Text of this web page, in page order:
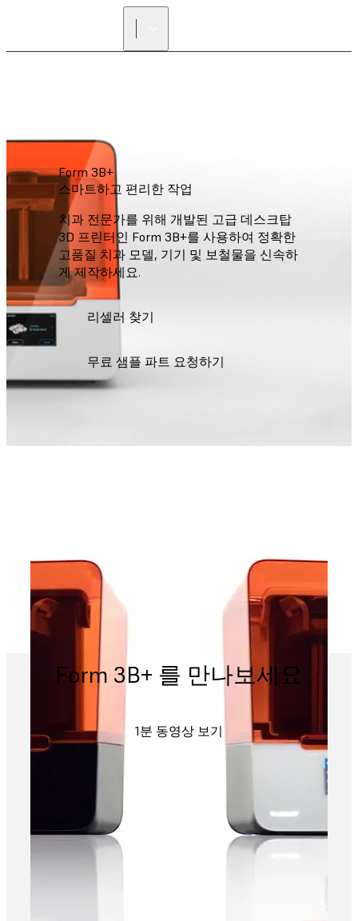
Form 3B+
스마트하고 편리한 작업
치과 전문가를 위해 개발된 고급 데스크탑
3D 프린터인 Form 3B+를 사용하여 정확한
고품질 치과 모델, 기기 및 보철물을 신속하
게 제작하세요.
리셀러 찾기
무료 샘플 파트 요청하기
Form 3B+ 를 만나보세요
1분 동영상 보기